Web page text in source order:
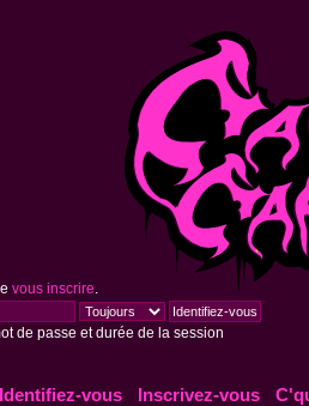
vous inscrire
de passe et durée de la session
Identifiez-vous Inscrivez-vous